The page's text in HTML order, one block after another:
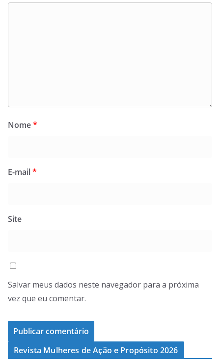
Nome*
E-mail*
Site
Salvar meus dados neste navegador para a próxima
vez que eu comentar.
Revista Mulheres de Ação e Propósito 2026